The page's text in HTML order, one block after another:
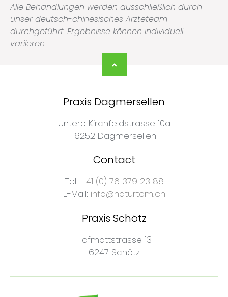
Alle Behandlungen werden ausschließlich durch
unser deutsch-chinesisches Ärzteteam
durchgeführt. Ergebnisse können individuell
variieren.
Praxis Dagmersellen
Untere Kirchfeldstrasse 10a
6252 Dagmersellen
Contact
Tel: +41 (0) 76 379 23 88
E-Mail: info@naturtcm.ch
Praxis Schötz
Hofmattstrasse 13
6247 Schötz